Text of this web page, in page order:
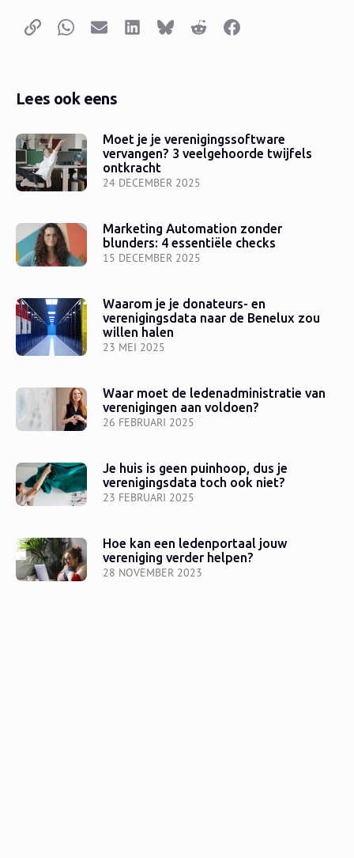
Kopieer linkWhatsappE-mailLinkedInBlueskyReddit Facebook
Lees ook eens
24 DECEMBER 2025
Moet je je verenigingssoftware
vervangen? 3 veelgehoorde twijfels
ontkracht
15 DECEMBER 2025
Marketing Automation zonder
blunders: 4 essentiële checks
23 MEI 2025
Waarom je je donateurs- en
verenigingsdata naar de Benelux zou
willen halen
26 FEBRUARI 2025
Waar moet de ledenadministratie van
verenigingen aan voldoen?
23 FEBRUARI 2025
Je huis is geen puinhoop, dus je
verenigingsdata toch ook niet?
28 NOVEMBER 2023
Hoe kan een ledenportaal jouw
vereniging verder helpen?